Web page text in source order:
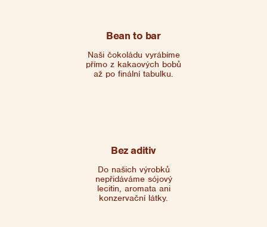
Bean to bar
Naši čokoládu vyrábíme
přímo z kakaových bobů
až po finální tabulku.
Bez aditiv
Do našich výrobků
nepřidáváme sójový
lecitin, aromata ani
konzervační látky.